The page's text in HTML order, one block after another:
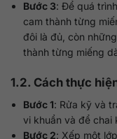
Bước 3: Để quá
cam thành từng
đôi là đủ, còn
thành từng miếng
1.2. Cách thực
Bước 1: Rửa kỹ và
vi khuẩn và để chai
Bước 2: Xếp một